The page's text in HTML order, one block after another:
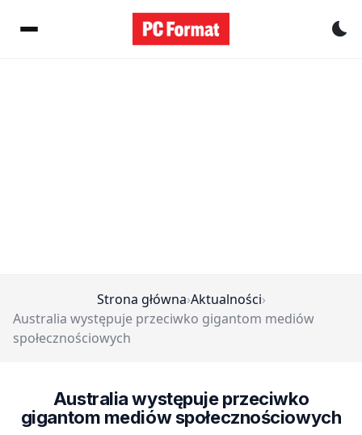
Strona główna›Aktualności›
Australia występuje przeciwko gigantom mediów
społecznościowych
Australia występuje przeciwko
gigantom mediów społecznościowych